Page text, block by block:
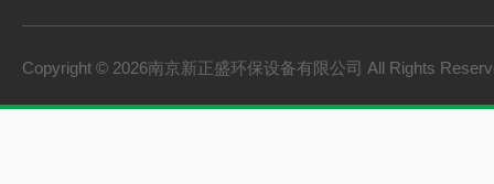
Copyright © 2026南京新正盛环保设备有限公司 All Rights